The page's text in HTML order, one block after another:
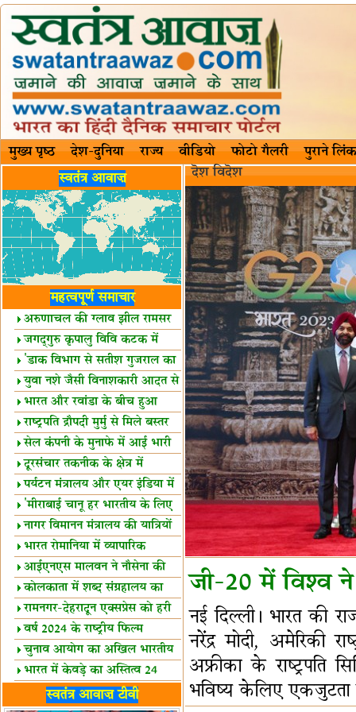
मुख्य पृष्ठ देश-दुनिया राज्य वीडियो फोटो गैलरी पुराने लिंक
स्वतंत्र आवाज़
महत्वपूर्ण समाचार
अरुणाचल की ग्लाव झील रामसर
स्थल घोषित
जगद्गुरु कृपालु विवि कटक में
शैक्षिक सत्र शुरू
'डाक विभाग से सतीश गुजराल का
रिश्ता गहरा'
युवा नशे जैसी विनाशकारी आदत से
दूर रहें-मोदी
भारत और रवांडा के बीच हुआ
व्यापार विस्तार
राष्ट्रपति द्रौपदी मुर्मु से मिले बस्तर
के प्रतिनिधि
सेल कंपनी के मुनाफे में आई भारी
उछाल!
दूरसंचार तकनीक के क्षेत्र में
उत्कृष्टता पुरस्कार
पर्यटन मंत्रालय और एयर इंडिया में
समझौता
'मीराबाई चानू हर भारतीय के लिए
प्रेरणा'
नागर विमानन मंत्रालय की यात्रियों
को सलाह
भारत रोमानिया में व्यापारिक
साझेदारियां
आईएनएस मालवन ने नौसेना की
ताकत बढ़ाई
कोलकाता में शब्द संग्रहालय का
उद्घाटन
रामनगर-देहरादून एक्सप्रेस को हरी
झंडीवर्ष 2024 के राष्ट्रीय फिल्म
पुरस्कारों की घोषणा
चुनाव आयोग का अखिल भारतीय
मीडिया सम्मेलन
भारत में केवड़े का अस्तित्‍व 24
लाख वर्ष!
लखनऊ में 'एक राष्ट्र एक चुनाव'
स्वतंत्र आवाज़ टीवी
दॆश‍ विदॆश‌
जी-20 में विश्व
नई दिल्ली। भारत की
नरेंद्र मोदी, अमेरिकी
अफ्रीका के
भविष्य केलिए एकजुटता